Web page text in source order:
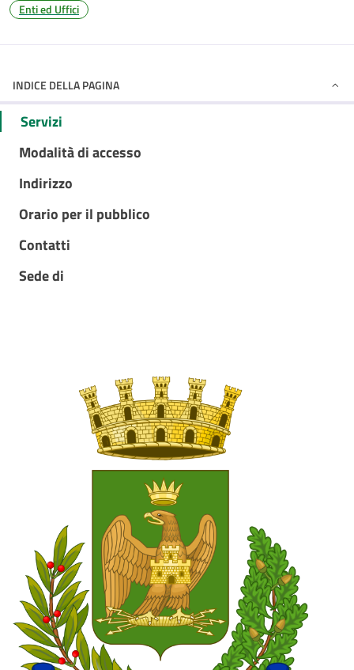
Enti ed Uffici
INDICE DELLA PAGINA
Servizi
Modalità di accesso
Indirizzo
Orario per il pubblico
Contatti
Sede di